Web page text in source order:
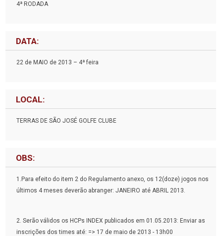
4ª RODADA
DATA:
22 de MAIO de 2013 – 4ª feira
LOCAL:
TERRAS DE SÃO JOSÉ GOLFE CLUBE
OBS:
1.Para efeito do item 2 do Regulamento anexo, os 12(doze) jogos nos
últimos 4 meses deverão abranger: JANEIRO até ABRIL 2013.
2. Serão válidos os HCPs INDEX publicados em 01.05.2013: Enviar as
inscrições dos times até: => 17 de maio de 2013 - 13h00